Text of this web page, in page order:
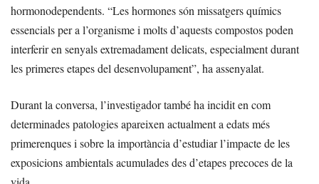
hormonodependents. “Les hormones són missatgers químics
essencials per a l’organisme i molts d’aquests compostos poden
interferir en senyals extremadament delicats, especialment durant
les primeres etapes del desenvolupament”, ha assenyalat.
Durant la conversa, l’investigador també ha incidit en com
determinades patologies apareixen actualment a edats més
primerenques i sobre la importància d’estudiar l’impacte de les
exposicions ambientals acumulades des d’etapes precoces de la